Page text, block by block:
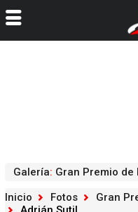
Galería: Gran Premio de
Inicio
Fotos
Gran